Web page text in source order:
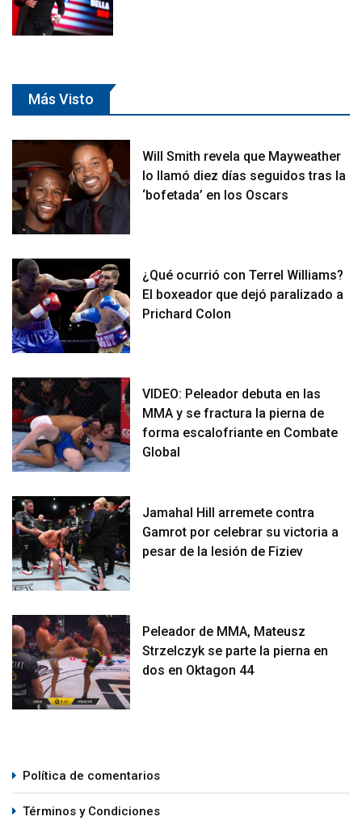
Más Visto
Will Smith revela que Mayweather
lo llamó diez días seguidos tras la
‘bofetada’ en los Oscars
¿Qué ocurrió con Terrel Williams?
El boxeador que dejó paralizado a
Prichard Colon
VIDEO: Peleador debuta en las
MMA y se fractura la pierna de
forma escalofriante en Combate
Global
Jamahal Hill arremete contra
Gamrot por celebrar su victoria a
pesar de la lesión de Fiziev
Peleador de MMA, Mateusz
Strzelczyk se parte la pierna en
dos en Oktagon 44
Política de comentarios
Términos y Condiciones